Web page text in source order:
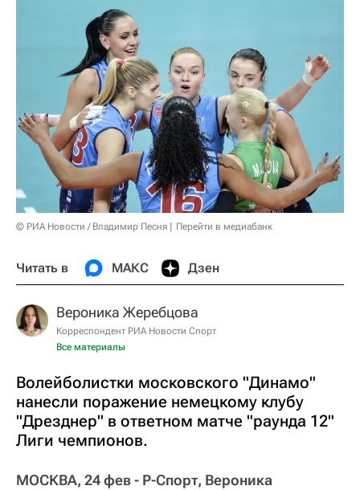
© РИА Новости / Владимир Песня Перейти в медиабанк
Читать в МАКС Дзен
Вероника Жеребцова
Корреспондент РИА Новости Спорт
Все материалы
Волейболистки московского "Динамо"
нанесли поражение немецкому клубу
"Дрезднер" в ответном матче "раунда 12"
Лиги чемпионов.
МОСКВА, 24 фев - Р-Спорт, Вероника